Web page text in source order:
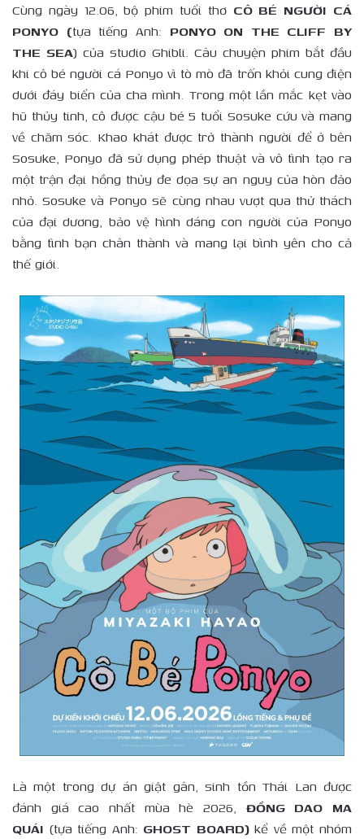
Cùng ngày 12.06, bộ phim tuổi thơ CÔ BÉ NGƯỜI CÁ
PONYO (tựa tiếng Anh: PONYO ON THE CLIFF BY
THE SEA) của studio Ghibli. Câu chuyện phim bắt đầu
khi cô bé người cá Ponyo vì tò mò đã trốn khỏi cung điện
dưới đáy biển của cha mình. Trong một lần mắc kẹt vào
hũ thủy tinh, cô được cậu bé 5 tuổi Sosuke cứu và mang
về chăm sóc. Khao khát được trở thành người để ở bên
Sosuke, Ponyo đã sử dụng phép thuật và vô tình tạo ra
một trận đại hồng thủy đe dọa sự an nguy của hòn đảo
nhỏ. Sosuke và Ponyo sẽ cùng nhau vượt qua thử thách
của đại dương, bảo vệ hình dáng con người của Ponyo
bằng tình bạn chân thành và mang lại bình yên cho cả
thế giới.
Là một trong dự án giật gân, sinh tồn Thái Lan được
đánh giá cao nhất mùa hè 2026, ĐỒNG DAO MA
QUÁI (tựa tiếng Anh: GHOST BOARD)kể về một nhóm